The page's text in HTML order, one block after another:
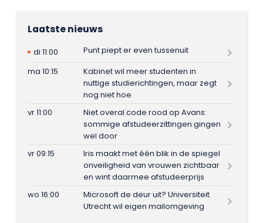
Laatste nieuws
di 11:00
Punt piept er even tussenuit
ma 10:15
Kabinet wil meer studenten in
nuttige studierichtingen, maar zegt
nog niet hoe
vr 11:00
Niet overal code rood op Avans:
sommige afstudeerzittingen gingen
wel door
vr 09:15
Iris maakt met één blik in de spiegel
onveiligheid van vrouwen zichtbaar
en wint daarmee afstudeerprijs
wo 16:00
Microsoft de deur uit? Universiteit
Utrecht wil eigen mailomgeving